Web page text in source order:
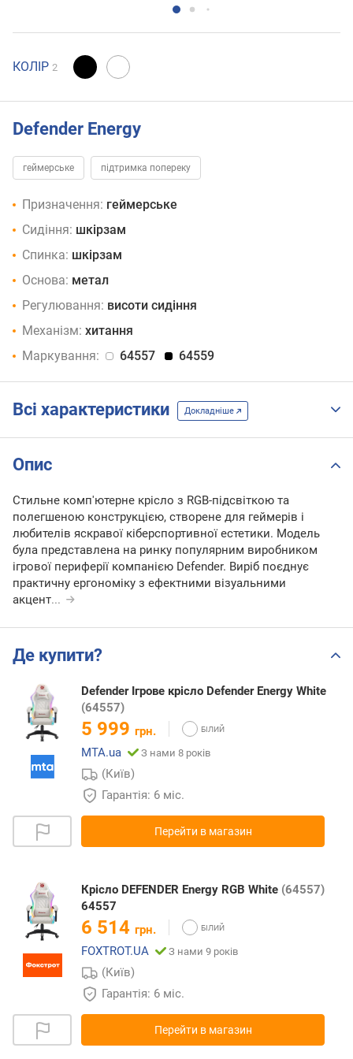
КОЛІР 2
Defender Energy
геймерське підтримка попереку
Призначення: геймерське
Сидіння: шкірзам
Спинка: шкірзам
Основа: метал
Регулювання: висоти сидіння
Механізм: хитання
Маркування:
64557 64559
Всі характеристики Докладніше
Опис
Стильне комп'ютерне крісло з RGB-підсвіткою та
полегшеною конструкцією, створене для геймерів і
любителів яскравої кіберспортивної естетики. Модель
була представлена на ринку популярним виробником
ігрової периферії компанією Defender. Виріб поєднує
практичну ергономіку з ефектними візуальними
акцент...
Де купити?
Defender Ігрове крісло Defender Energy White
(64557)
5 999 грн.
MTA.ua
З нами 8 років
(Київ)
Гарантія: 6 міс.
Перейти в магазин
Крісло DEFENDER Energy RGB White (64557)
64557
6 514 грн.
FOXTROT.UA
З нами 9 років
(Київ)
Гарантія: 6 міс.
Перейти в магазин